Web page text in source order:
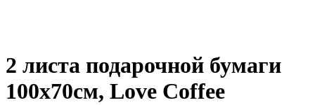
2 листа подарочной бумаги
100х70см, Love Coffee